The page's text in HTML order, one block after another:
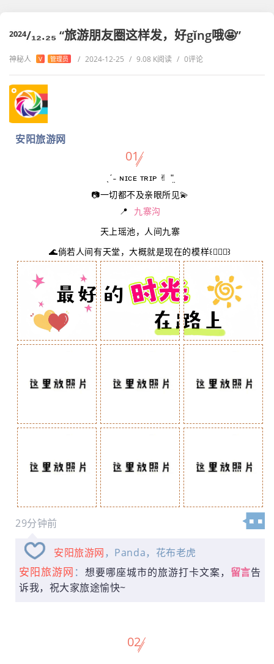
²⁰²⁴/₁₂.₂₅ “旅游朋友圈这样发，好gǐng哦🤩”
神秘人 V 管理员 / 2024-12-25 / 9.08 K阅读 / 0评论
安阳旅游网
01
ˎˊ˗ ɴɪᴄᴇ ᴛʀɪᴘ ✌︎ ʺ̤
📷一切都不及亲眼所见💫
📍 九寨沟
天上瑶池，人间九寨
🌊倘若人间有天堂，大概就是现在的模样꒰🙆🏻‍♀️꒱
29分钟前
安阳旅游网 ，Panda，花布老虎
安阳旅游网 ： 想要哪座城市的旅游打卡文案， 留言告
诉我，祝大家旅途愉快~
02